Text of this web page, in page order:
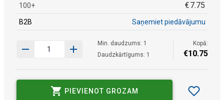
100+ €7.75
B2B Saņemiet piedāvājumu
Min. daudzums: 1
Daudzkārtīgums: 1
Kopā:
€10.75
PIEVIENOT GROZAM